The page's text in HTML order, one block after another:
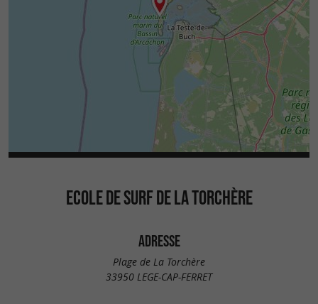
ECOLE DE SURF DE LA TORCHÈRE
ADRESSE
Plage de La Torchère
33950 LEGE-CAP-FERRET